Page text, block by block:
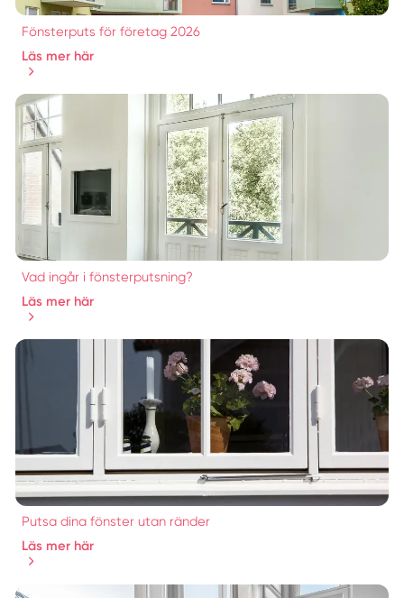
Fönsterputs för företag 2026
Läs mer här
Vad ingår i fönsterputsning?
Läs mer här
Putsa dina fönster utan ränder
Läs mer här